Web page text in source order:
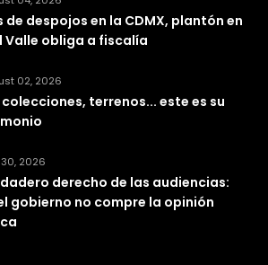
de despojos en la CDMX, plantón en
Valle obliga a fiscalía
02, 2026
terrenos... este es su
2026
derecho de las audiencias:
gobierno no compre la opinión